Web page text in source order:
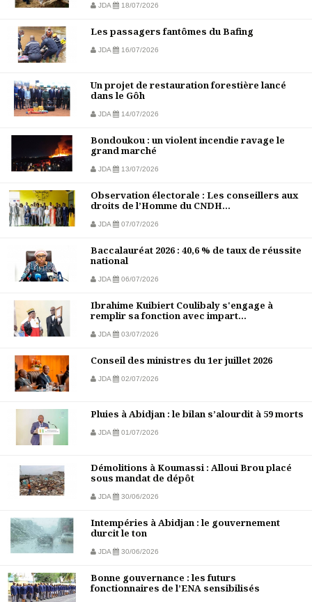
JDA 18/07/2026
Les passagers fantômes du Bafing
JDA 16/07/2026
Un projet de restauration forestière lancé
dans le Gôh
JDA 14/07/2026
Bondoukou : un violent incendie ravage le
grand marché
JDA 13/07/2026
Observation électorale : Les conseillers aux
droits de l’Homme du CNDH...
JDA 07/07/2026
Baccalauréat 2026 : 40,6 % de taux de réussite
national
JDA 06/07/2026
Ibrahime Kuibiert Coulibaly s'engage à
remplir sa fonction avec impart...
JDA 03/07/2026
Conseil des ministres du 1er juillet 2026
JDA 02/07/2026
Pluies à Abidjan : le bilan s’alourdit à 59 morts
JDA 01/07/2026
Démolitions à Koumassi : Alloui Brou placé
sous mandat de dépôt
JDA 30/06/2026
Intempéries à Abidjan : le gouvernement
durcit le ton
JDA 30/06/2026
Bonne gouvernance : les futurs
fonctionnaires de l’ENA sensibilisés